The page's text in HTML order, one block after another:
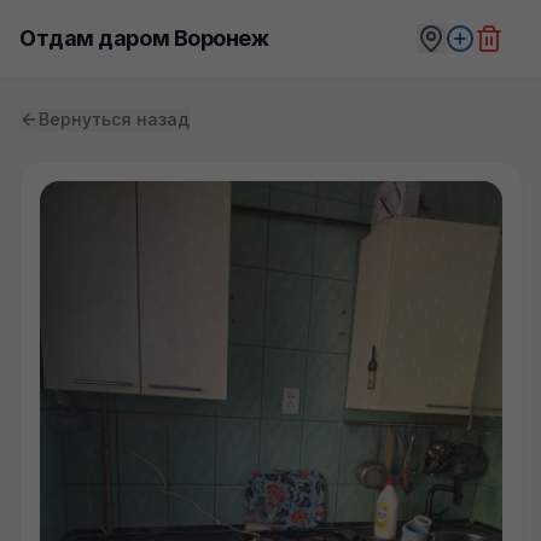
Отдам даром Воронеж
Вернуться назад